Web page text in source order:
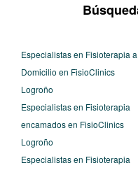
Especialistas en Fisioterapia a
Domicilio en FisioClinics
Logroño
Especialistas en Fisioterapia
encamados en FisioClinics
Logroño
Especialistas en Fisioterapia